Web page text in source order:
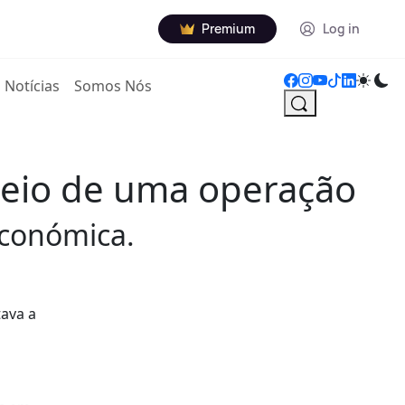
Premium Log in
Notícias Somos Nós
de uma operação
a